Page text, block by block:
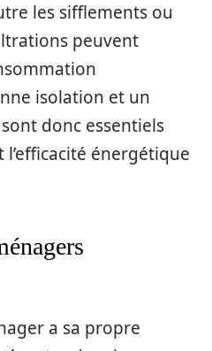
les sifflements ou
peuvent
isolation et un
donc essentiels
énergétique
a sa propre